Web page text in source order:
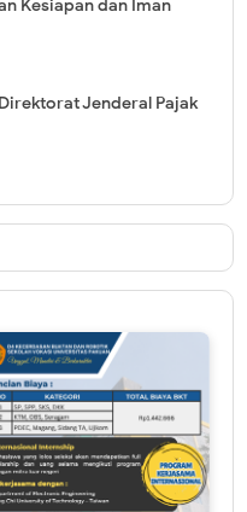
Kesiapan dan Iman
Jenderal Pajak